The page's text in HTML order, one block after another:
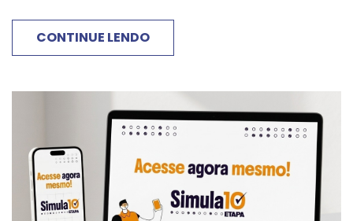
CONTINUE LENDO